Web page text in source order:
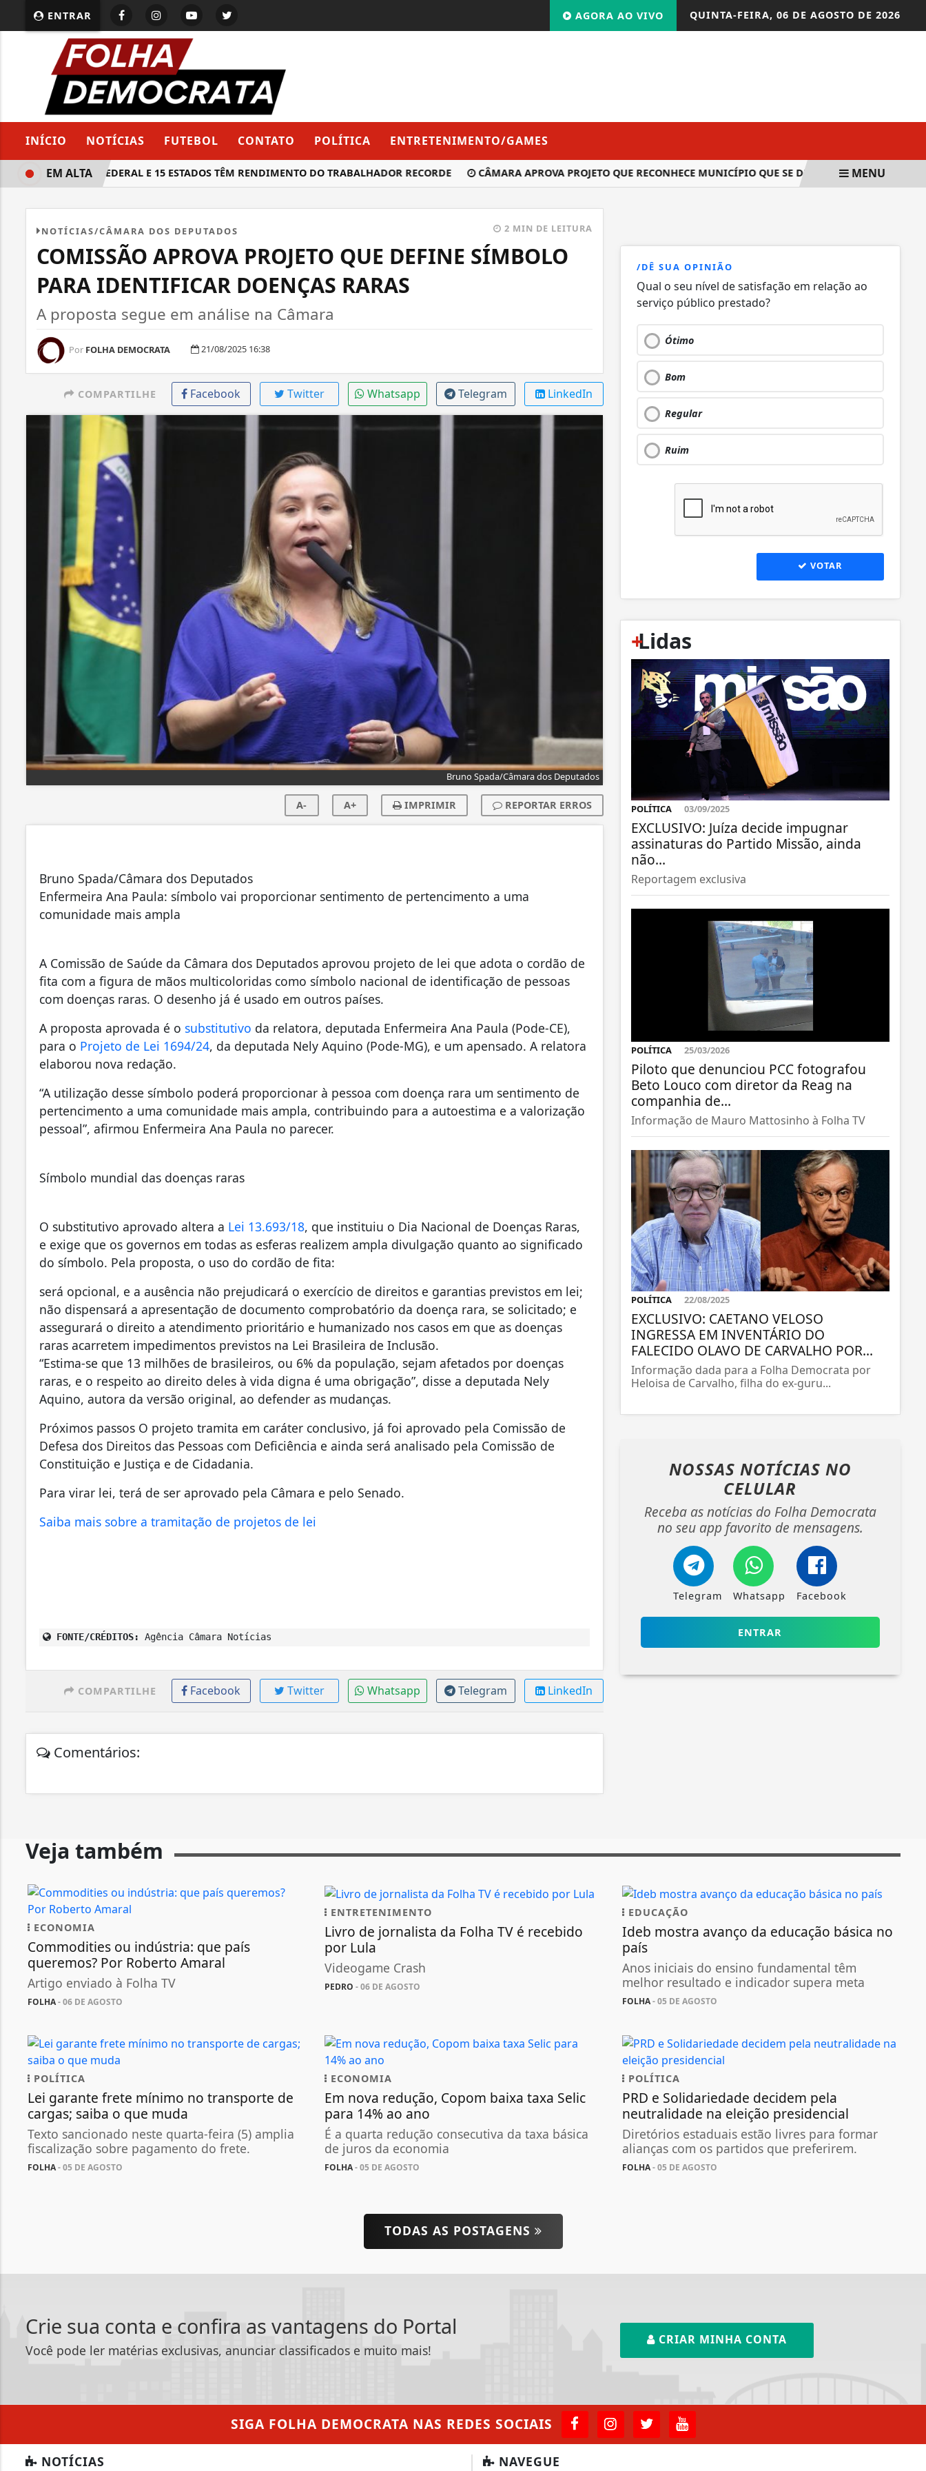
ENTRAR QUINTA-FEIRA, 06 DE AGOSTO DE 2026
AGORA AO VIVO
INÍCIO NOTÍCIAS FUTEBOL CONTATO POLÍTICA ENTRETENIMENTO/GAMES
DISTRITO FEDERAL E 15 ESTADOS TÊM RENDIMENTO DO TRABALHADOR RECORDE CÂMARA APROVA PROJETO QUE RECONHECE MUNICÍPIO QUE SE DESTACAR EM AÇÕES PARA
EM ALTA MENU
NOTÍCIAS/CÂMARA DOS DEPUTADOS 2 MIN DE LEITURA
COMISSÃO APROVA PROJETO QUE DEFINE SÍMBOLO
PARA IDENTIFICAR DOENÇAS RARAS
A proposta segue em análise na Câmara
Por FOLHA DEMOCRATA 21/08/2025 16:38
COMPARTILHE Facebook Twitter Whatsapp Telegram LinkedIn
Bruno Spada/Câmara dos Deputados
A- A+ IMPRIMIR REPORTAR ERROS
Bruno Spada/Câmara dos Deputados
Enfermeira Ana Paula: símbolo vai proporcionar sentimento de pertencimento a uma
comunidade mais ampla
A Comissão de Saúde da Câmara dos Deputados aprovou projeto de lei que adota o cordão de
fita com a figura de mãos multicoloridas como símbolo nacional de identificação de pessoas
com doenças raras. O desenho já é usado em outros países.
A proposta aprovada é o substitutivo da relatora, deputada Enfermeira Ana Paula (Pode-CE),
para o Projeto de Lei 1694/24, da deputada Nely Aquino (Pode-MG), e um apensado. A relatora
elaborou nova redação.
“A utilização desse símbolo poderá proporcionar à pessoa com doença rara um sentimento de
pertencimento a uma comunidade mais ampla, contribuindo para a autoestima e a valorização
pessoal”, afirmou Enfermeira Ana Paula no parecer.
Símbolo mundial das doenças raras
O substitutivo aprovado altera a Lei 13.693/18, que instituiu o Dia Nacional de Doenças Raras,
e exige que os governos em todas as esferas realizem ampla divulgação quanto ao significado
do símbolo. Pela proposta, o uso do cordão de fita:
será opcional, e a ausência não prejudicará o exercício de direitos e garantias previstos em lei;
não dispensará a apresentação de documento comprobatório da doença rara, se solicitado; e
assegurará o direito a atendimento prioritário e humanizado nos casos em que as doenças
raras acarretem impedimentos previstos na Lei Brasileira de Inclusão.
“Estima-se que 13 milhões de brasileiros, ou 6% da população, sejam afetados por doenças
raras, e o respeito ao direito deles à vida digna é uma obrigação”, disse a deputada Nely
Aquino, autora da versão original, ao defender as mudanças.
Próximos passos O projeto tramita em caráter conclusivo, já foi aprovado pela Comissão de
Defesa dos Direitos das Pessoas com Deficiência e ainda será analisado pela Comissão de
Constituição e Justiça e de Cidadania.
Para virar lei, terá de ser aprovado pela Câmara e pelo Senado.
Saiba mais sobre a tramitação de projetos de lei
FONTE/CRÉDITOS: Agência Câmara Notícias
COMPARTILHE Facebook Twitter Whatsapp Telegram LinkedIn
Comentários:
/DÊ SUA OPINIÃO
Qual o seu nível de satisfação em relação ao
serviço público prestado?
Ótimo
Bom
Regular
Ruim
VOTAR
+
Lidas
POLÍTICA 03/09/2025
EXCLUSIVO: Juíza decide impugnar
assinaturas do Partido Missão, ainda
não...
Reportagem exclusiva
POLÍTICA 25/03/2026
Piloto que denunciou PCC fotografou
Beto Louco com diretor da Reag na
companhia de...
Informação de Mauro Mattosinho à Folha TV
POLÍTICA 22/08/2025
EXCLUSIVO: CAETANO VELOSO
INGRESSA EM INVENTÁRIO DO
FALECIDO OLAVO DE CARVALHO POR...
Informação dada para a Folha Democrata por
Heloisa de Carvalho, filha do ex-guru...
NOSSAS NOTÍCIAS NO
CELULAR
Receba as notícias do Folha Democrata
no seu app favorito de mensagens.
Telegram Whatsapp Facebook
ENTRAR
Veja também
ECONOMIA
Commodities ou indústria: que país
queremos? Por Roberto Amaral
Artigo enviado à Folha TV
FOLHA- 06 DE AGOSTO
ENTRETENIMENTO
Livro de jornalista da Folha TV é recebido
por Lula
Videogame Crash
PEDRO - 06 DE AGOSTO
EDUCAÇÃO
Ideb mostra avanço da educação básica no
país
Anos iniciais do ensino fundamental têm
melhor resultado e indicador supera meta
FOLHA- 05 DE AGOSTO
POLÍTICA
Lei garante frete mínimo no transporte de
cargas; saiba o que muda
Texto sancionado neste quarta-feira (5) amplia
fiscalização sobre pagamento do frete.
FOLHA- 05 DE AGOSTO
ECONOMIA
Em nova redução, Copom baixa taxa Selic
para 14% ao ano
É a quarta redução consecutiva da taxa básica
de juros da economia
FOLHA- 05 DE AGOSTO
POLÍTICA
PRD e Solidariedade decidem pela
neutralidade na eleição presidencial
Diretórios estaduais estão livres para formar
alianças com os partidos que preferirem.
FOLHA- 05 DE AGOSTO
TODAS AS POSTAGENS
Crie sua conta e confira as vantagens do Portal
Você pode ler matérias exclusivas, anunciar classificados e muito mais!
CRIAR MINHA CONTA
SIGA FOLHA DEMOCRATA NAS REDES SOCIAIS
NOTÍCIAS NAVEGUE